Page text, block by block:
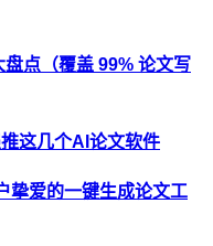
点（覆盖 99% 论文写
这几个AI论文软件
挚爱的一键生成论文工